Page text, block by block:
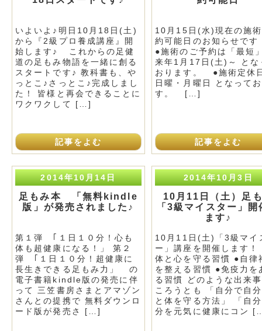
いよいよ♪明日10月18日(土)
から『2級プロ養成講座』開
始します♪ これからの足健
道の足もみ物語を一緒に創る
スタートです♪ 教科書も、や
っとこ♪さっとこ♪完成しまし
た！ 皆様と再会できることに
ワクワクして […]
記事をよむ
10月15日(水)現在の施
約可能日のお知らせで
●施術のご予約は「最短
来年1月17日(土)～ とな
おります。 ●施術定休
日曜・月曜日 となって
す。 […]
記事をよむ
2014年10月14日
足もみ本 「無料kindle
版」が発売されました♪
第１弾 ｢１日１０分！心も
体も超健康になる！」 第２
弾 ｢１日１０分！超健康に
長生きできる足もみ力」 の
電子書籍kindle版の発売に伴
って 三笠書房さまとアマゾン
さんとの提携で 無料ダウンロ
ード版が発売さ […]
2014年10月3日
10月11日（土）足
「3級マイスター」開
ます♪
10月11日(土)「3級マイ
ー」講座を開催します！
体と心を守る習慣 ●自律
を整える習慣 ●免疫力を
る習慣 どのような出来
ころうとも 「自分で自
と体を守る方法」 「自
分を元気に健康にコン